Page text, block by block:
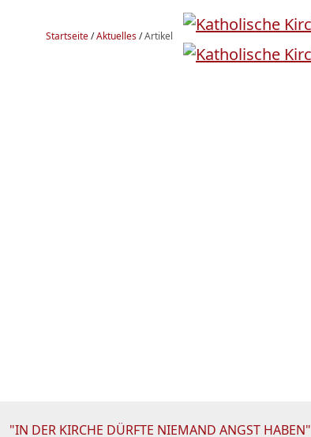
Startseite/Aktuelles/Artikel
"IN DER KIRCHE DÜRFTE NIEMAND ANGST HABEN"